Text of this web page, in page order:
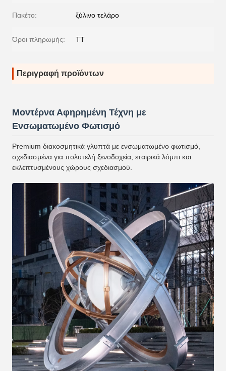
Πακέτο: ξύλινο τελάρο
Όροι πληρωμής: TT
Περιγραφή προϊόντων
Μοντέρνα Αφηρημένη Τέχνη με
Ενσωματωμένο Φωτισμό
Premium διακοσμητικά γλυπτά με ενσωματωμένο φωτισμό,
σχεδιασμένα για πολυτελή ξενοδοχεία, εταιρικά λόμπι και
εκλεπτυσμένους χώρους σχεδιασμού.